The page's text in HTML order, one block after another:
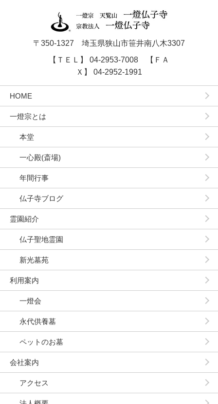
〒350-1327 埼玉県狭山市笹井南八木3307
【ＴＥＬ】 04-2953-7008 【ＦＡ
Ｘ】 04-2952-1991
HOME
一燈宗とは
本堂
一心殿(斎場)
年間行事
仏子寺ブログ
霊園紹介
仏子聖地霊園
新光墓苑
利用案内
一燈会
永代供養墓
ペットのお墓
会社案内
アクセス